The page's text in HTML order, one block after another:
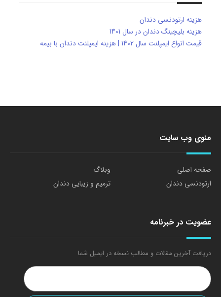
هزینه ارتودنسی دندان
هزینه بلیچینگ دندان در سال 1401
قیمت انواع ایمپلنت سال 1402 | هزینه ایمپلنت دندان با بیمه
منوی وب سایت
صفحه اصلی
وبلاگ
ارتودنسی دندان
ترمیم و زیبایی دندان
عضویت در خبرنامه
دریافت آخرین مقالات و مطالب نسخه در ایمیل شما